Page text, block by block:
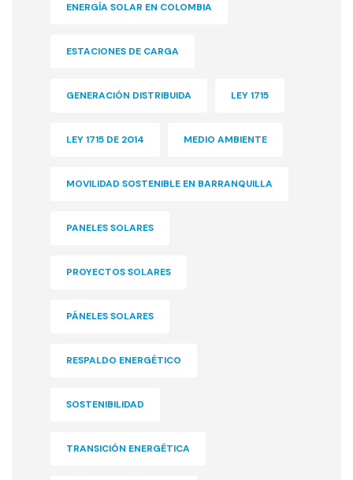
ENERGÍA SOLAR EN COLOMBIA
ESTACIONES DE CARGA
GENERACIÓN DISTRIBUIDA LEY 1715
LEY 1715 DE 2014 MEDIO AMBIENTE
MOVILIDAD SOSTENIBLE EN BARRANQUILLA
PANELES SOLARES
PROYECTOS SOLARES
PÁNELES SOLARES
RESPALDO ENERGÉTICO
SOSTENIBILIDAD
TRANSICIÓN ENERGÉTICA